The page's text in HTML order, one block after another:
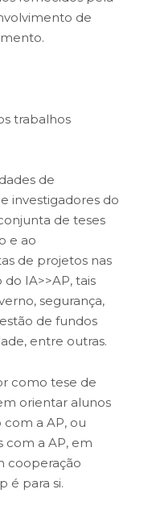
de
trabalhos
de
investigadores do
de teses
e ao
de projetos nas
IA>>AP, tais
segurança,
de fundos
entre outras.
como tese de
orientar alunos
a AP, ou
com a AP, em
cooperação
é para si.